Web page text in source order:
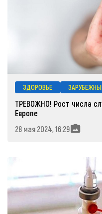
ЗДОРОВЬЕ
ТРЕВОЖНО! Рост числа
Европе
28 мая 2024, 16:29